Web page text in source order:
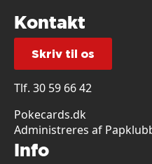
Kontakt
Skriv til os
Tlf. 30 59 66 42
Pokecards.dk
Administreres af
Info